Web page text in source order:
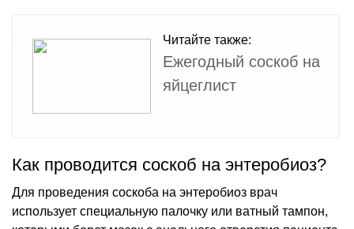
Читайте также:
Ежегодный соскоб на
яйцеглист
Как проводится соскоб на энтеробиоз?
Для проведения соскоба на энтеробиоз врач
использует специальную палочку или ватный тампон,